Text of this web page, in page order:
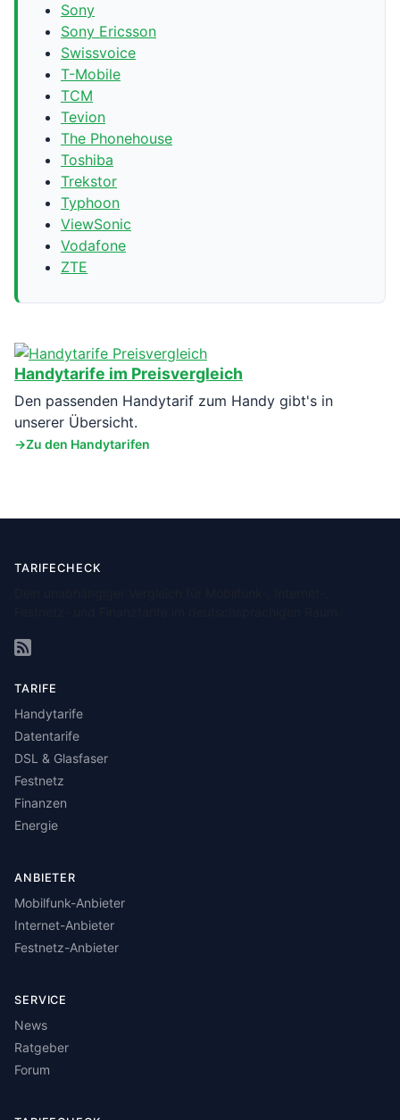
Sony
Sony Ericsson
Swissvoice
T-Mobile
TCM
Tevion
The Phonehouse
Toshiba
Trekstor
Typhoon
ViewSonic
Vodafone
ZTE
Handytarife im Preisvergleich
Den passenden Handytarif zum Handy gibt's in
unserer Übersicht.
Zu den Handytarifen
TARIFECHECK
TARIFE
Handytarife
Datentarife
DSL & Glasfaser
Festnetz
Finanzen
Energie
ANBIETER
Mobilfunk-Anbieter
Internet-Anbieter
Festnetz-Anbieter
SERVICE
News
Ratgeber
Forum